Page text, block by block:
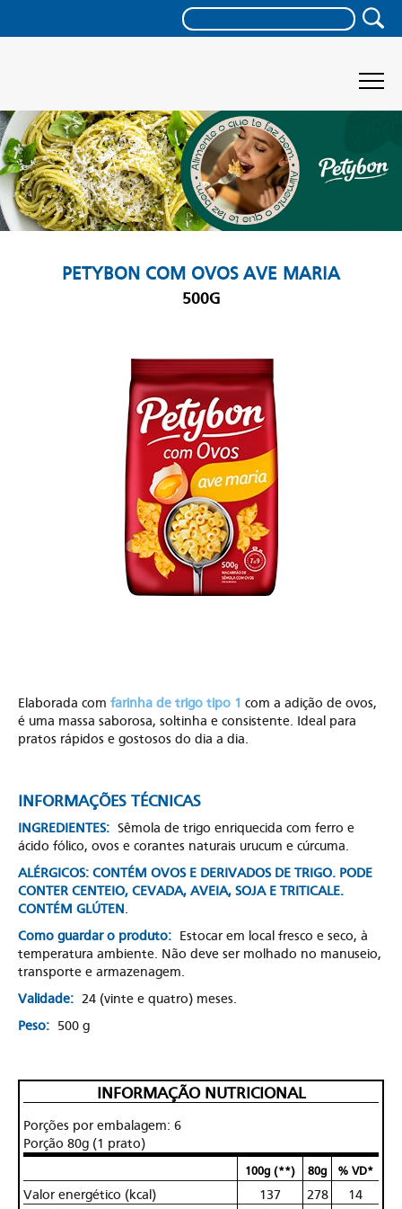
PETYBON COM OVOS AVE MARIA
500G
Elaborada com farinha de trigo tipo 1 com a adição de ovos,
é uma massa saborosa, soltinha e consistente. Ideal para
pratos rápidos e gostosos do dia a dia.
INFORMAÇÕES TÉCNICAS
INGREDIENTES: Sêmola de trigo enriquecida com ferro e
ácido fólico, ovos e corantes naturais urucum e cúrcuma.
ALÉRGICOS: CONTÉM OVOS E DERIVADOS DE TRIGO. PODE
CONTER CENTEIO, CEVADA, AVEIA, SOJA E TRITICALE.
CONTÉM GLÚTEN
Como guardar o produto: Estocar em local fresco e seco, à
temperatura ambiente. Não deve ser molhado no manuseio,
transporte e armazenagem.
Validade: 24 (vinte e quatro) meses.
Peso: 500 g
INFORMAÇÃO NUTRICIONAL
Porções por embalagem: 6
Porção 80g (1 prato)
100g (**) 80g % VD*
Valor energético (kcal) 137 278
14